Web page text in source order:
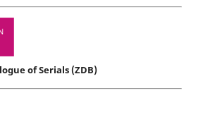
of Serials (ZDB)